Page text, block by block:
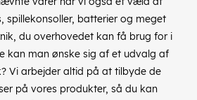
spillekonsoller, batterier og meget
du overhovedet kan få brug for i
kan man ønske sig af et udvalg af
Vi arbejder altid på at tilbyde de
på vores produkter, så du kan